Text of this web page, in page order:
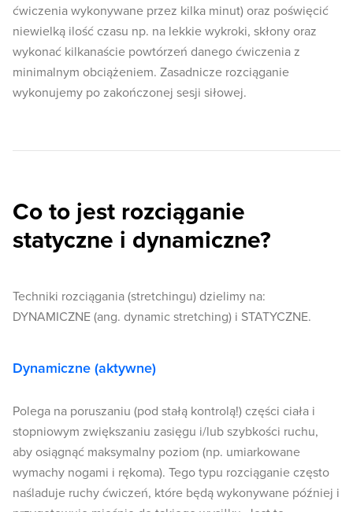
ćwiczenia wykonywane przez kilka minut) oraz poświęcić
niewielką ilość czasu np. na lekkie wykroki, skłony oraz
wykonać kilkanaście powtórzeń danego ćwiczenia z
minimalnym obciążeniem. Zasadnicze rozciąganie
wykonujemy po zakończonej sesji siłowej.
Co to jest rozciąganie
statyczne i dynamiczne?
Techniki rozciągania (stretchingu) dzielimy na:
DYNAMICZNE (ang. dynamic stretching) i STATYCZNE.
Dynamiczne (aktywne)
Polega na poruszaniu (pod stałą kontrolą!) części ciała i
stopniowym zwiększaniu zasięgu i/lub szybkości ruchu,
aby osiągnąć maksymalny poziom (np. umiarkowane
wymachy nogami i rękoma). Tego typu rozciąganie często
naśladuje ruchy ćwiczeń, które będą wykonywane później i